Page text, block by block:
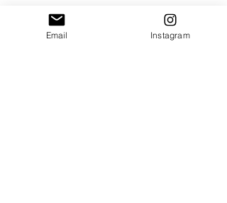
Existe avec un autre modèle Prénom
plexi. (Modèle numéro 1)
Email Instagram